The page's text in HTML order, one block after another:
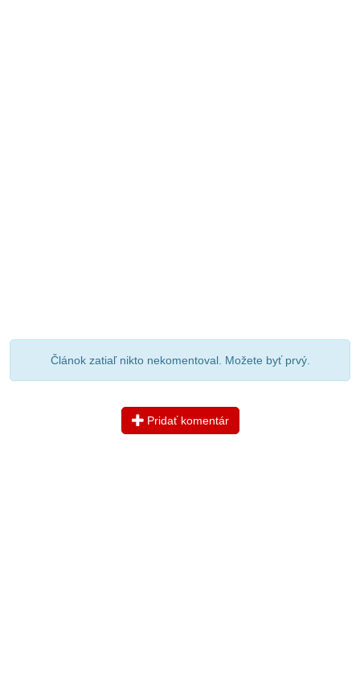
Článok zatiaľ nikto nekomentoval. Možete byť prvý.
Pridať komentár